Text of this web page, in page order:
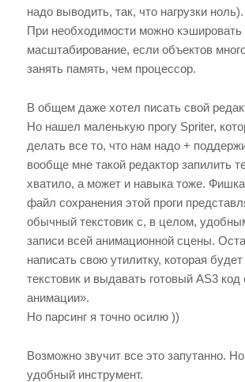
надо выводить, так, что нагрузки ноль).
При необходимости можно
масштабирование, если объектов
занять память, чем процессор.
В общем даже хотел писать свой
Но нашел маленькую прогу Spriter,
делать все то, что нам надо +
вообще мне такой редактор запилить
хватило, а может и навыка тоже.
файл сохранения этой проги
обычный текстовик с, в целом,
записи всей анимационной сцены.
написать свою утилитку, которая
текстовик и выдавать готовый AS3 код
анимации».
Но парсинг я точно осилю ))
Возможно звучит все это запутанно.
удобный инструмент.